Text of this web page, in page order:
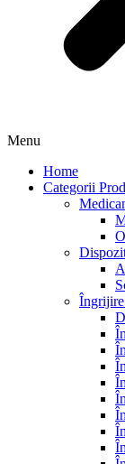
Menu
Home
Categorii
Îngrijire